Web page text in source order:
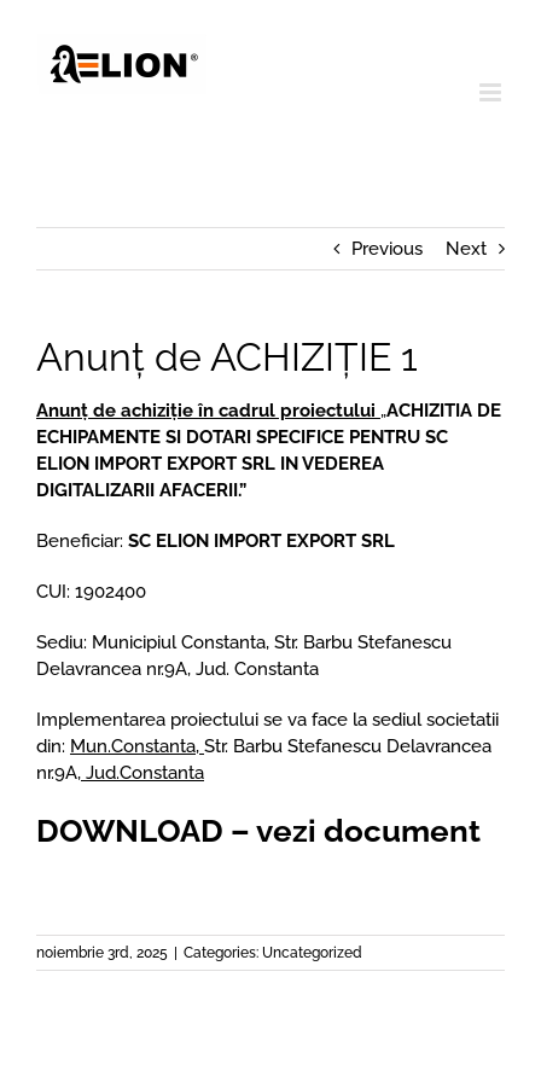
content
Previous Next
Anunț de ACHIZIȚIE 1
Anunț de achiziție în cadrul proiectului „ACHIZITIA DE
ECHIPAMENTE SI DOTARI SPECIFICE PENTRU SC
ELION IMPORT EXPORT SRL IN VEDEREA
DIGITALIZARII AFACERII.”
Beneficiar: SC ELION IMPORT EXPORT SRL
CUI: 1902400
Sediu: Municipiul Constanta, Str. Barbu Stefanescu
Delavrancea nr.9A, Jud. Constanta
Implementarea proiectului se va face la sediul societatii
din: Mun.Constanta, Str. Barbu Stefanescu Delavrancea
nr.9A, Jud.Constanta
DOWNLOAD – vezi document
noiembrie 3rd, 2025 | Categories: Uncategorized